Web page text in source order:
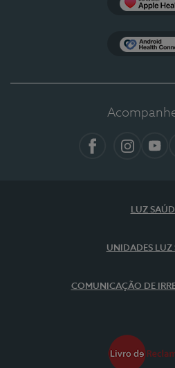
LUZ
UNIDADES LUZ
COMUNICAÇÃO DE